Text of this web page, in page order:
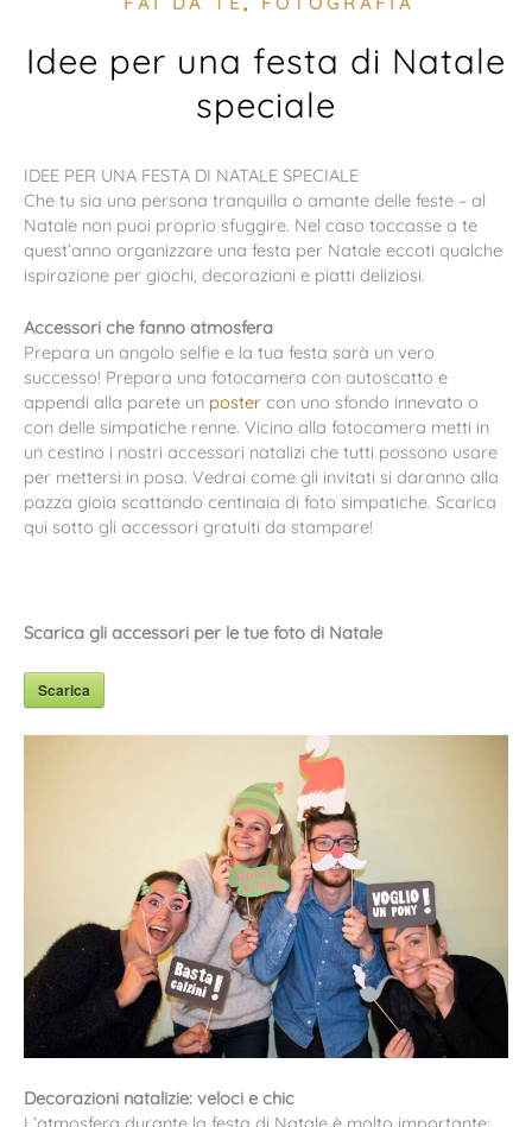
Idee per una festa di Natale
speciale
IDEE PER UNA FESTA DI NATALE SPECIALE
Che tu sia una persona tranquilla o amante delle feste – al
Natale non puoi proprio sfuggire. Nel caso toccasse a te
quest’anno organizzare una festa per Natale eccoti qualche
ispirazione per giochi, decorazioni e piatti deliziosi.
Accessori che fanno atmosfera
Prepara un angolo selfie e la tua festa sarà un vero
successo! Prepara una fotocamera con autoscatto e
appendi alla parete un poster con uno sfondo innevato o
con delle simpatiche renne. Vicino alla fotocamera metti in
un cestino i nostri accessori natalizi che tutti possono usare
per mettersi in posa. Vedrai come gli invitati si daranno alla
pazza gioia scattando centinaia di foto simpatiche. Scarica
qui sotto gli accessori gratuiti da stampare!
Scarica gli accessori per le tue foto di Natale
Scarica
Decorazioni natalizie: veloci e chic